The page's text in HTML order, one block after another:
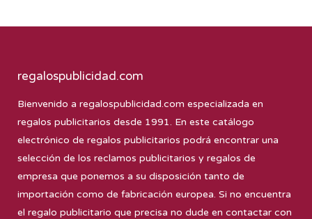
regalospublicidad.com
Bienvenido a regalospublicidad.com especializada en
regalos publicitarios desde 1991. En este catálogo
electrónico de regalos publicitarios podrá encontrar una
selección de los reclamos publicitarios y regalos de
empresa que ponemos a su disposición tanto de
importación como de fabricación europea. Si no encuentra
el regalo publicitario que precisa no dude en contactar con